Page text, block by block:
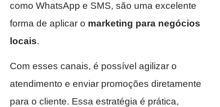
como WhatsApp e SMS, são uma excelente
forma de aplicar o marketing para negócios
locais.
Com esses canais, é possível agilizar o
atendimento e enviar promoções diretamente
para o cliente. Essa estratégia é prática,